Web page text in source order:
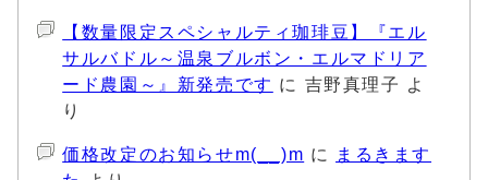
【数量限定スペシャルティ珈琲豆】『エル
サルバドル～温泉ブルボン・エルマドリア
ード農園～』新発売です に 吉野真理子 よ
り
価格改定のお知らせm(__)m に
まるきます